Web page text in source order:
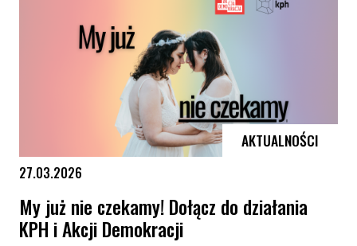
AKTUALNOŚCI
27.03.2026
My już nie czekamy! Dołącz do działania
KPH i Akcji Demokracji